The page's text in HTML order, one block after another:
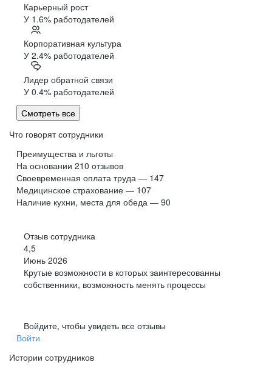
Карьерный рост
У 1.6% работодателей
Корпоративная культура
У 2.4% работодателей
Лидер обратной связи
У 0.4% работодателей
Смотреть все
Что говорят сотрудники
Преимущества и льготы
На основании 210 отзывов
Своевременная оплата труда — 147
Медицинское страхование — 107
Наличие кухни, места для обеда — 90
Отзыв сотрудника
4,5
Июнь 2026
Крутые возможности в которых заинтересованны
собственники, возможность менять процессы
Войдите, чтобы увидеть все отзывы
Войти
Истории сотрудников